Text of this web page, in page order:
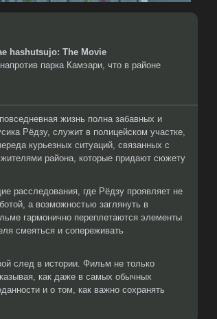
hashutsujo: The Movie
парка Камэари, что в районе
жизнь полна забавных и
Рёдзу, служит в полицейском участке,
курьезных ситуаций, связанных с
района, которые придают сюжету
расследования, где Рёдзу проявляет не
а возможностью заглянуть в
гармонично переплетаются элементы
смеяться и сопереживать
след в истории. Фильм не только
как даже в самых обычных
и о том, как важно сохранять